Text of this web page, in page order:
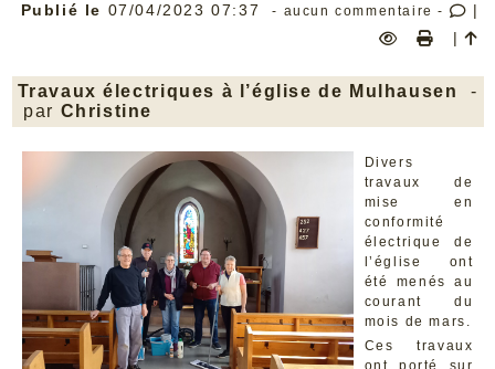
Publié le 07/04/2023 07:37- aucun commentaire -
|
|
Travaux électriques à l’église de Mulhausen
-
par Christine
Divers
travaux de
mise en
conformité
électrique de
l’église ont
été menés au
courant du
mois de mars.
Ces travaux
ont porté sur